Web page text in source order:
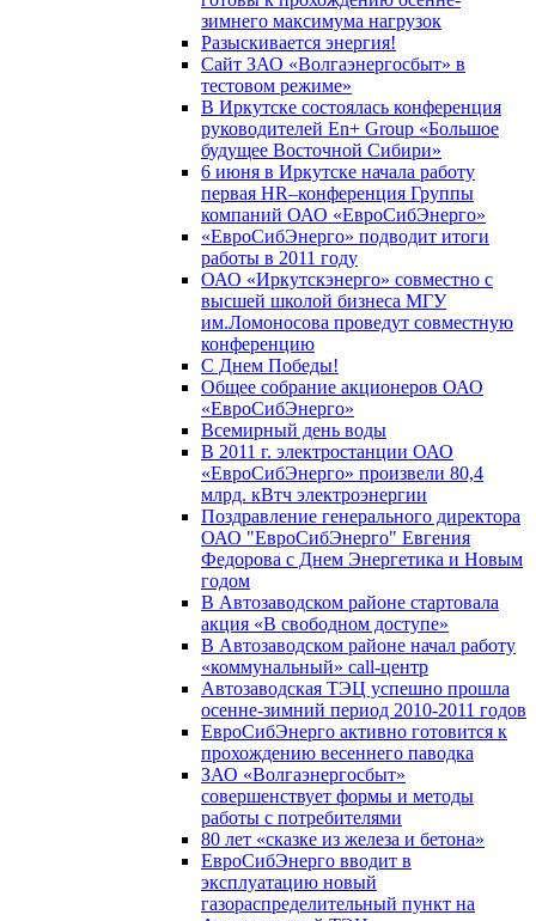
зимнего максимума нагрузок
Разыскивается энергия!
Сайт ЗАО «Волгаэнергосбыт» в
тестовом режиме»
В Иркутске состоялась конференция
руководителей En+ Group «Большое
будущее Восточной Сибири»
6 июня в Иркутске начала работу
первая HR–конференция Группы
компаний ОАО «ЕвроСибЭнерго»
«ЕвроСибЭнерго» подводит итоги
работы в 2011 году
ОАО «Иркутскэнерго» совместно с
высшей школой бизнеса МГУ
им.Ломоносова проведут совместную
конференцию
С Днем Победы!
Общее собрание акционеров ОАО
«ЕвроСибЭнерго»
Всемирный день воды
В 2011 г. электростанции ОАО
«ЕвроСибЭнерго» произвели 80,4
млрд. кВтч электроэнергии
Поздравление генерального директора
ОАО "ЕвроСибЭнерго" Евгения
Федорова с Днем Энергетика и Новым
годом
В Автозаводском районе стартовала
акция «В свободном доступе»
В Автозаводском районе начал работу
«коммунальный» call-центр
Автозаводская ТЭЦ успешно прошла
осенне-зимний период 2010-2011 годов
ЕвроСибЭнерго активно готовится к
прохождению весеннего паводка
ЗАО «Волгаэнергосбыт»
совершенствует формы и методы
работы с потребителями
80 лет «сказке из железа и бетона»
ЕвроСибЭнерго вводит в
эксплуатацию новый
газораспределительный пункт на